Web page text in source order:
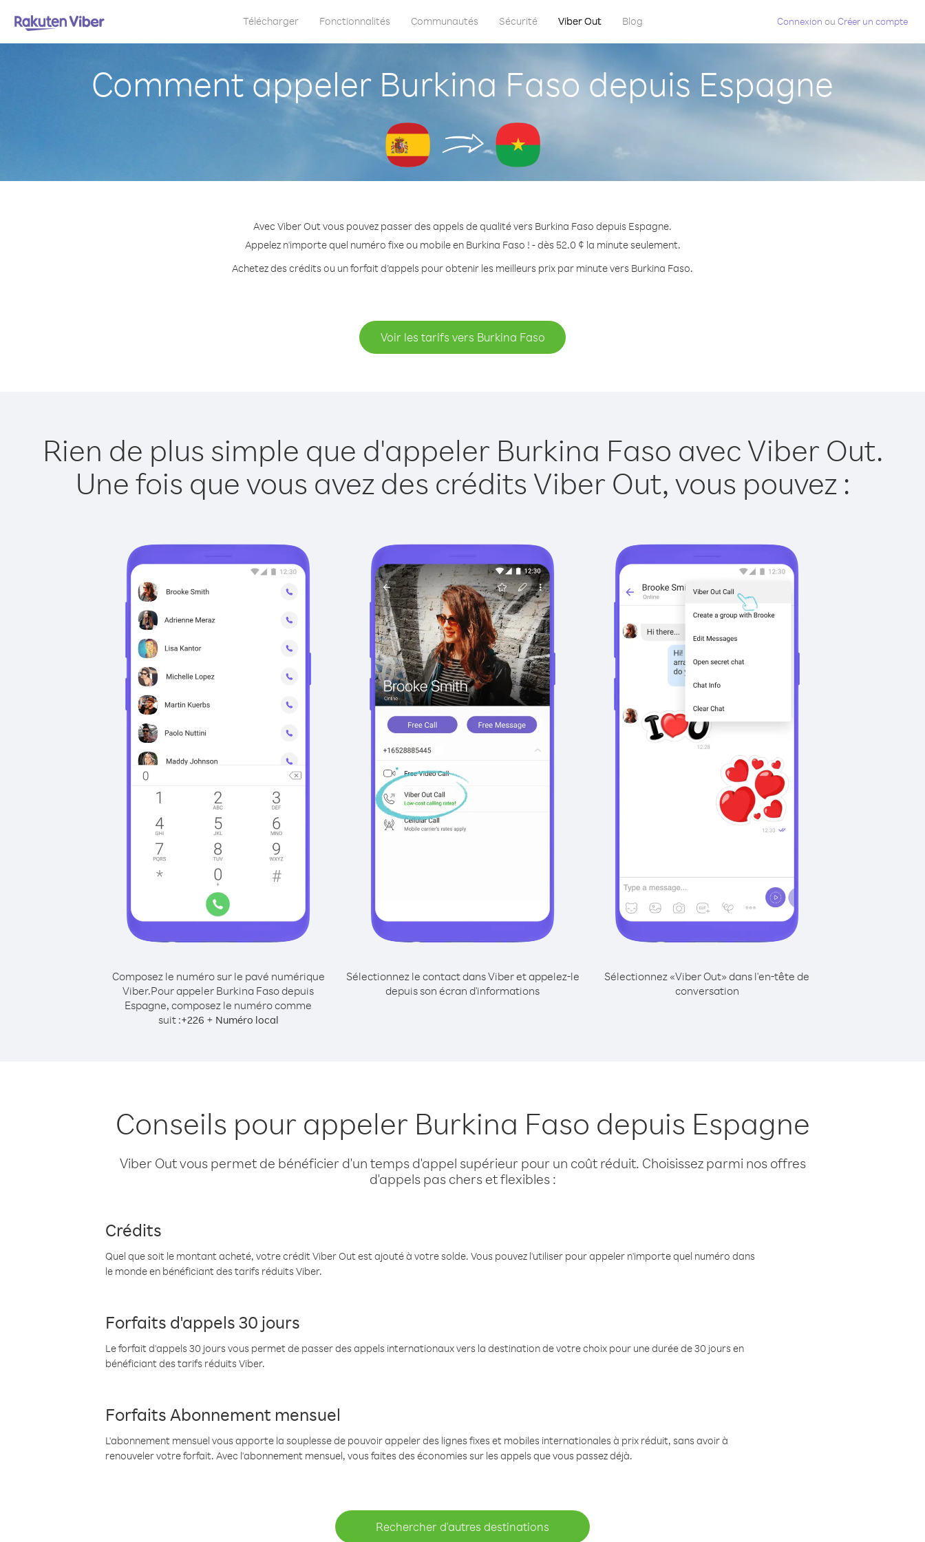
Télécharger Fonctionnalités Communautés Sécurité Viber Out Blog Connexion ou Créer un compte
Comment appeler Burkina Faso depuis Espagne
Avec Viber Out vous pouvez passer des appels de qualité vers Burkina Faso depuis Espagne.
Appelez n'importe quel numéro fixe ou mobile en Burkina Faso ! - dès 52.0 ¢ la minute seulement.
Achetez des crédits ou un forfait d’appels pour obtenir les meilleurs prix par minute vers Burkina Faso.
Voir les tarifs vers Burkina Faso
Rien de plus simple que d'appeler Burkina Faso avec Viber Out.
Une fois que vous avez des crédits Viber Out, vous pouvez :
Composez le numéro sur le pavé numérique
Viber.Pour appeler Burkina Faso depuis
Espagne, composez le numéro comme
suit :+226 + Numéro local
Sélectionnez le contact dans Viber et appelez-le
depuis son écran d'informations
Sélectionnez «Viber Out» dans l'en-tête de
conversation
Conseils pour appeler Burkina Faso depuis Espagne
Viber Out vous permet de bénéficier d'un temps d'appel supérieur pour un coût réduit. Choisissez parmi nos offres
d'appels pas chers et flexibles :
Crédits
Quel que soit le montant acheté, votre crédit Viber Out est ajouté à votre solde. Vous pouvez l'utiliser pour appeler n'importe quel numéro dans
le monde en bénéficiant des tarifs réduits Viber.
Forfaits d'appels 30 jours
Le forfait d'appels 30 jours vous permet de passer des appels internationaux vers la destination de votre choix pour une durée de 30 jours en
bénéficiant des tarifs réduits Viber.
Forfaits Abonnement mensuel
L'abonnement mensuel vous apporte la souplesse de pouvoir appeler des lignes fixes et mobiles internationales à prix réduit, sans avoir à
renouveler votre forfait. Avec l'abonnement mensuel, vous faites des économies sur les appels que vous passez déjà.
Rechercher d'autres destinations